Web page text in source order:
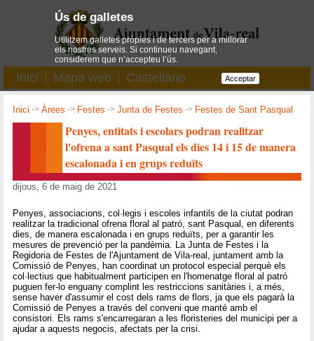
Inici Mapa web Castellano
Inici ->Àrees -> Festes ->Junta de Festes -> Festes de Sant Pasqual
Penyes, entitats i escolars podran realitzar
l'ofrena a sant Pasqual els dies 14 i 15 de manera
escalonada i en grups reduïts
dijous, 6 de maig de 2021
Penyes, associacions, col·legis i escoles infantils de la ciutat podran
realitzar la tradicional ofrena floral al patró, sant Pasqual, en diferents
dies, de manera escalonada i en grups reduïts, per a garantir les
mesures de prevenció per la pandèmia. La Junta de Festes i la
Regidoria de Festes de l'Ajuntament de Vila-real, juntament amb la
Comissió de Penyes, han coordinat un protocol especial perquè els
col·lectius que habitualment participen en l'homenatge floral al patró
puguen fer-lo enguany complint les restriccions sanitàries i, a més,
sense haver d'assumir el cost dels rams de flors, ja que els pagarà la
Comissió de Penyes a través del conveni que manté amb el
consistori. Els rams s'encarregaran a les floristeries del municipi per a
ajudar a aquests negocis, afectats per la crisi.
Ús de galletes
Utilitzem galletes pròpies i de tercers per a millorar
els nostres serveis. Si continueu navegant,
considerem que n’accepteu l’ús.
Acceptar